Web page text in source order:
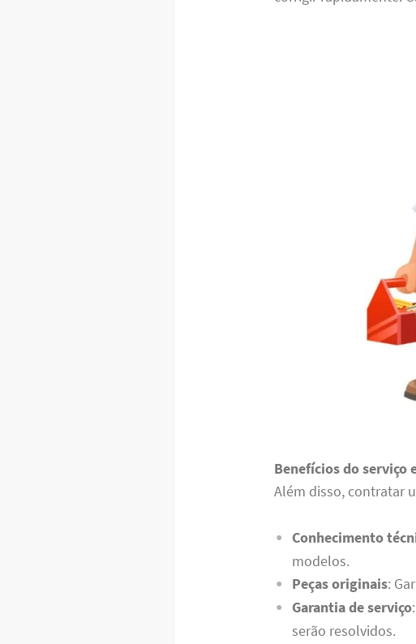
Benefícios do serviço
Além disso, contratar
Conhecimento
modelos.
Peças originais:
Garantia de serviço
serão resolvidos.